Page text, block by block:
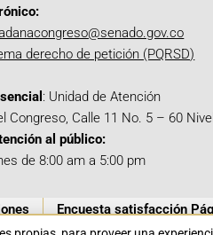
derecho de petición (PQRSD)
: Unidad de Atención
Congreso, Calle 11 No. 5 – 60
al público:
de 8:00 am a 5:00 pm
Encuesta satisfacción